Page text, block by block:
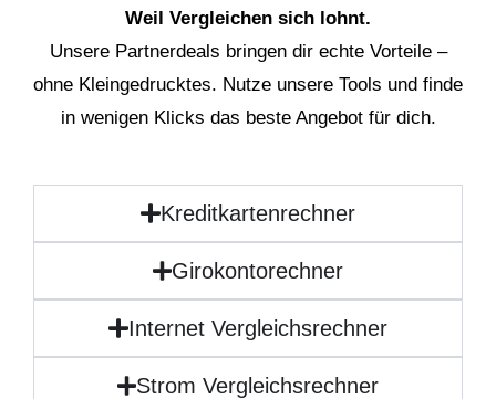
Weil Vergleichen sich lohnt.
Unsere Partnerdeals bringen dir echte Vorteile –
ohne Kleingedrucktes. Nutze unsere Tools und finde
in wenigen Klicks das beste Angebot für dich.
Kreditkartenrechner
Girokontorechner
Internet Vergleichsrechner
Strom Vergleichsrechner